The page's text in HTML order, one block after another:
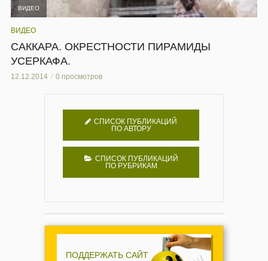
ВИДЕО
ВИДЕО
САККАРА. ОКРЕСТНОСТИ ПИРАМИДЫ
УСЕРКАФА.
12.12.2014 0 просмотров
СПИСОК ПУБЛИКАЦИЙ
ПО АВТОРУ
СПИСОК ПУБЛИКАЦИЙ
ПО РУБРИКАМ
ПОДДЕРЖАТЬ САЙТ